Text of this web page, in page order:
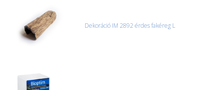
Dekoráció IM 2892 érdes fakéreg L